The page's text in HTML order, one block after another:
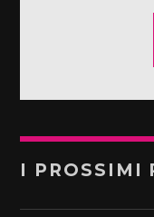
I PROSSIMI